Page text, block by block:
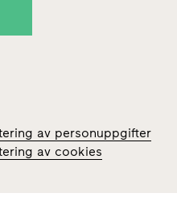
av personuppgifter
av cookies